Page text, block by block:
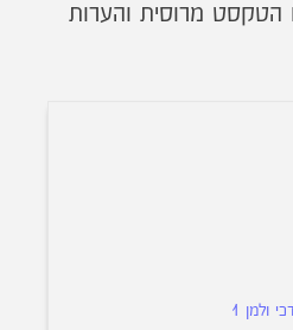
הטקסט מרוסית והערות
ולמן 1